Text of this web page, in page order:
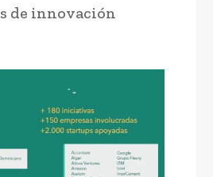
de innovación